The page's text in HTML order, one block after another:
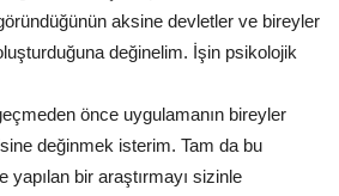
aksine devletler ve bireyler
değinelim. İşin psikolojik
önce uygulamanın bireyler
değinmek isterim. Tam da bu
yapılan bir araştırmayı sizinle